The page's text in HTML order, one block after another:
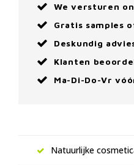
We versturen
Gratis samples
Deskundig
Klanten
Ma-Di-Do-Vr
Natuurlijke